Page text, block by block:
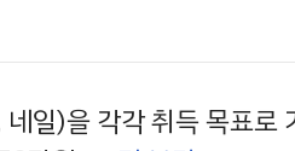
일)을 각각 취득 목표로